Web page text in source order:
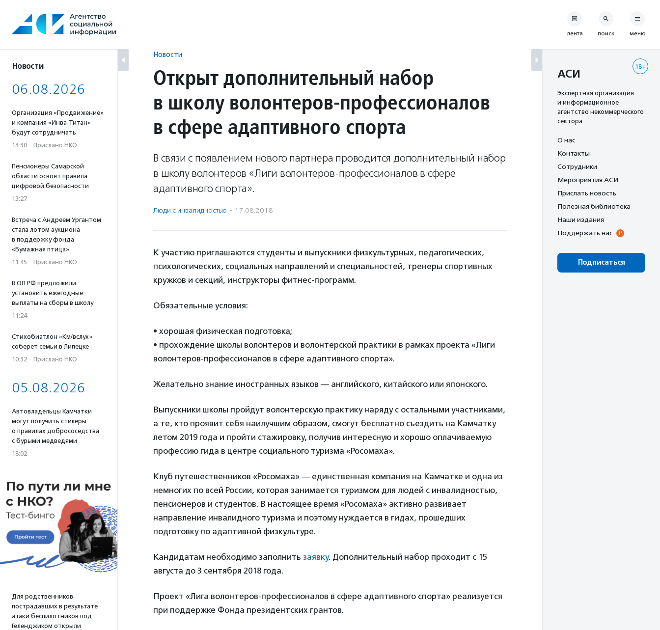
содержанию
Новости
06.08.2026
Организация «Продвижение»
и компания «Инва-Титан»
будут сотрудничать
13:30 · Прислано НКО
Пенсионеры Самарской
области освоят правила
цифровой безопасности
13:27
Встреча с Андреем Ургантом
стала лотом аукциона
в поддержку фонда
«Бумажная птица»
11:45 · Прислано НКО
В ОП РФ предложили
установить ежегодные
выплаты на сборы в школу
11:24
Стихобиатлон «Км/вслух»
соберет семьи в Липецке
10:32 · Прислано НКО
05.08.2026
Автовладельцы Камчатки
могут получить стикеры
о правилах добрососедства
с бурыми медведями
18:02
Для родственников
пострадавших в результате
атаки беспилотников под
Геленджиком открыли
Новости
Открыт дополнительный набор
в школу волонтеров-профессионалов
в сфере адаптивного спорта
В связи с появлением нового партнера проводится дополнительный набор
в школу волонтеров «Лиги волонтеров-профессионалов в сфере
адаптивного спорта».
Люди с инвалидностью · 17.08.2018
К участию приглашаются студенты и выпускники физкультурных, педагогических,
психологических, социальных направлений и специальностей, тренеры спортивных
кружков и секций, инструкторы фитнес-программ.
Обязательные условия:
• хорошая физическая подготовка;
• прохождение школы волонтеров и волонтерской практики в рамках проекта «Лиги
волонтеров-профессионалов в сфере адаптивного спорта».
Желательно знание иностранных языков — английского, китайского или японского.
Выпускники школы пройдут волонтерскую практику наряду с остальными участниками,
а те, кто проявит себя наилучшим образом, смогут бесплатно съездить на Камчатку
летом 2019 года и пройти стажировку, получив интересную и хорошо оплачиваемую
профессию гида в центре социального туризма «Росомаха».
Клуб путешественников «Росомаха» — единственная компания на Камчатке и одна из
немногих по всей России, которая занимается туризмом для людей с инвалидностью,
пенсионеров и студентов. В настоящее время «Росомаха» активно развивает
направление инвалидного туризма и поэтому нуждается в гидах, прошедших
подготовку по адаптивной физкультуре.
Кандидатам необходимо заполнить заявку. Дополнительный набор проходит с 15
августа до 3 сентября 2018 года.
Проект «Лига волонтеров-профессионалов в сфере адаптивного спорта» реализуется
при поддержке Фонда президентских грантов.
лента поиск меню
18+
АСИ
Экспертная организация
и информационное
агентство некоммерческого
сектора
О нас
Контакты
Сотрудники
Мероприятия АСИ
Прислать новость
Полезная библиотека
Наши издания
Поддержать нас
Подписаться